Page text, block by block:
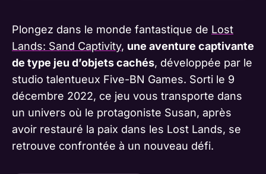
Plongez dans le monde fantastique de Lost
Lands: Sand Captivity, une aventure captivante
de type jeu d’objets cachés, développée par le
studio talentueux Five-BN Games. Sorti le 9
décembre 2022, ce jeu vous transporte dans
un univers où le protagoniste Susan, après
avoir restauré la paix dans les Lost Lands, se
retrouve confrontée à un nouveau défi.